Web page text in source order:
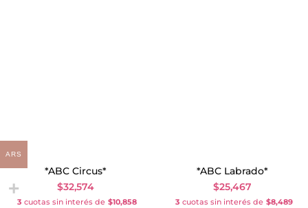
*ABC Circus*
$32,574
3 cuotas sin interés de $10,858
*ABC Labrado*
$25,467
3 cuotas sin interés de $8,489
ARS